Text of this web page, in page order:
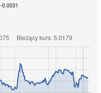
-0.0031